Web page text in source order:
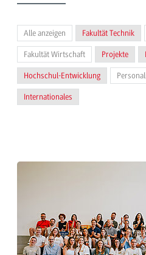
Alle anzeigen Fakultät Technik
Fakultät Wirtschaft Projekte
Hochschul-Entwicklung
Internationales